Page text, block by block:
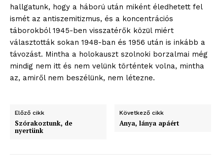
hallgatunk, hogy a háború után miként éledhetett fel
ismét az antiszemitizmus, és a koncentrációs
táborokból 1945-ben visszatérők közül miért
választották sokan 1948-ban és 1956 után is inkább a
távozást. Mintha a holokauszt szolnoki borzalmai még
mindig nem itt és nem velünk történtek volna, mintha
az, amiről nem beszélünk, nem létezne.
Előző cikk
Szórakoztunk, de
nyertünk
Következő cikk
Anya, lánya apáért